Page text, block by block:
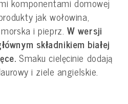
komponentami domowej
jak wołowina,
i pieprz. W wersji
składnikiem białej
Smaku cielęcinie dodają
i ziele angielskie.